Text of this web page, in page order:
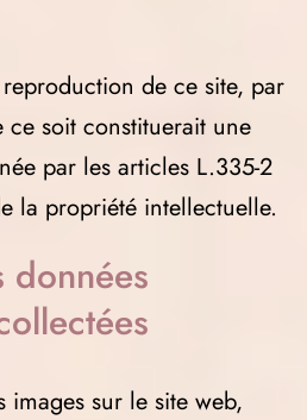
de ce site, par
soit constituerait une
par les articles L.335-2
la propriété intellectuelle.
données
images sur le site web,